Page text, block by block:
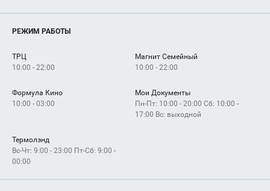
Магазины
Услуги
Рекламодателям
Как добраться
РЕЖИМ РАБОТЫ
ТРЦ
10:00 - 22:00
Магнит Семейный
10:00 - 22:00
Формула Кино
10:00 - 03:00
Мои Документы
Пн-Пт: 10:00 - 20:00 Сб: 10:00 -
17:00 Вс: выходной
Термолэнд
Вс-Чт: 9:00 - 23:00 Пт-Сб: 9:00 -
00:00